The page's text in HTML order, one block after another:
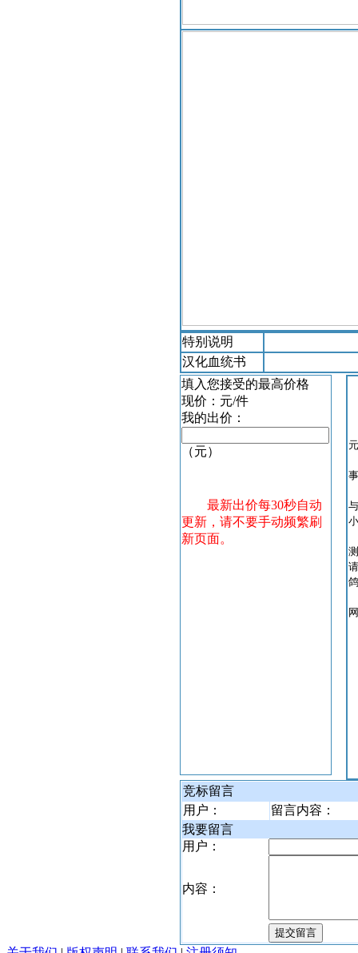
特别说明
汉化血统书
填入您接受的最高价格
现价： 元/件
我的出价：
（元）
最新出价每30秒自动
更新，请不要手动频繁刷
新页面。
竞标留言
用户：
留言内容：
我要留言
用户：
内容：